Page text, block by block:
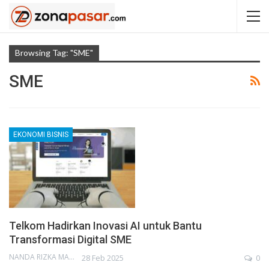
Browsing Tag: "SME"
SME
EKONOMI BISNIS
Telkom Hadirkan Inovasi AI untuk Bantu
Transformasi Digital SME
NANDA RIZKA MAHENDRA 28 Feb 2025 0